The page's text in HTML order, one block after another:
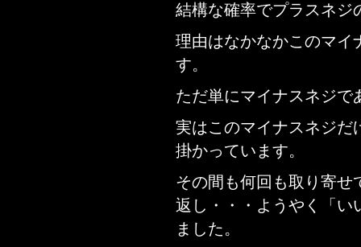
結構な確率でプラスネジ
理由はなかなかこのマイ
す。
ただ単にマイナスネジで
実はこのマイナスネジだ
掛かっています。
その間も何回も取り寄せ
返し・・・ようやく「い
ました。